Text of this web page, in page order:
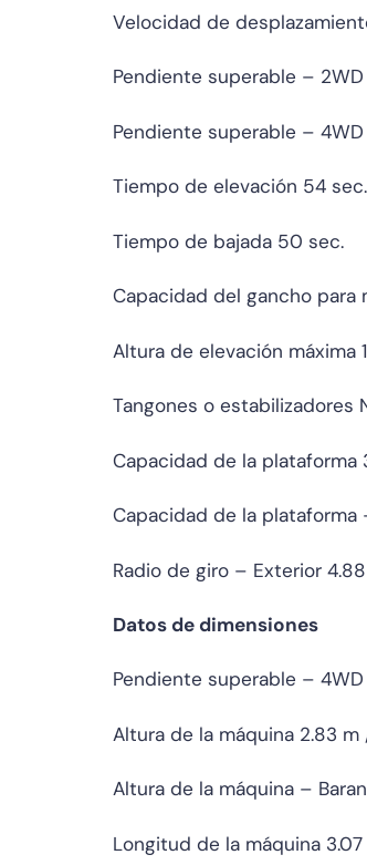
Velocidad de
Pendiente superable – 2WD
Pendiente superable – 4WD
Tiempo de elevación 54 sec.
Tiempo de bajada 50 sec.
Capacidad del gancho para
Altura de elevación máxima
Tangones o estabilizadores
Capacidad de la
Capacidad de la
Radio de giro – Exterior
Datos de dimensiones
Pendiente superable –
Altura de la máquina 2.83
Altura de la máquina –
Longitud de la máquina